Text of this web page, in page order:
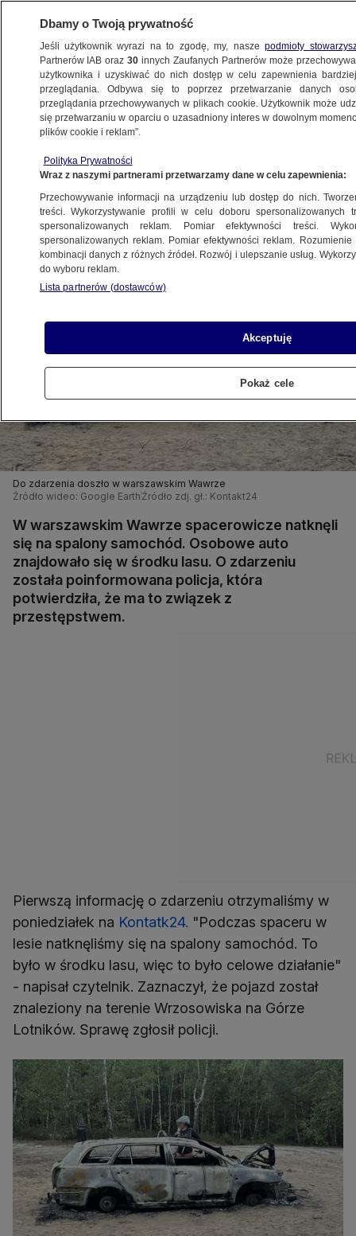
WARSZAWA
WAWER
samochód
8.09.2025, 14:01
Udostępnij
Do zdarzenia doszło w warszawskim Wawrze
Źródło wideo: Google Earth Źródło zdj. gł.: Kontakt24
W warszawskim Wawrze spacerowicze natknęli
się na spalony samochód. Osobowe auto
znajdowało się w środku lasu. O zdarzeniu
została poinformowana policja, która
potwierdziła, że ma to związek z
przestępstwem.
Pierwszą informację o zdarzeniu otrzymaliśmy w
poniedziałek na Kontatk24. "Podczas spaceru w
lesie natknęliśmy się na spalony samochód. To
było w środku lasu, więc to było celowe działanie"
- napisał czytelnik. Zaznaczył, że pojazd został
znaleziony na terenie Wrzosowiska na Górze
Lotników. Sprawę zgłosił policji.
Dbamy o Twoją prywatność
Jeśli użytkownik wyrazi na to zgodę, my, naszepodmioty
Partnerów IAB oraz30 innych Zaufanych Partnerów może
użytkownika i uzyskiwać do nich dostęp w celu zapewnienia
przeglądania. Odbywa się to poprzez przetwarzanie danych
przeglądania przechowywanych w plikach cookie. Użytkownik może
się przetwarzaniu w oparciu o uzasadniony interes w dowolnym
plików cookie i reklam”.
Polityka Prywatności
Wraz z naszymi partnerami przetwarzamy dane w celu zapewnienia:
Przechowywanie informacji na urządzeniu lub dostęp do nich.
treści. Wykorzystywanie profili w celu doboru spersonalizowanych
spersonalizowanych reklam. Pomiar efektywności treści.
spersonalizowanych reklam. Pomiar efektywności reklam.
kombinacji danych z różnych źródeł. Rozwój i ulepszanie usług.
do wyboru reklam.
Lista partnerów (dostawców)
Akceptuję
Pokaż cele